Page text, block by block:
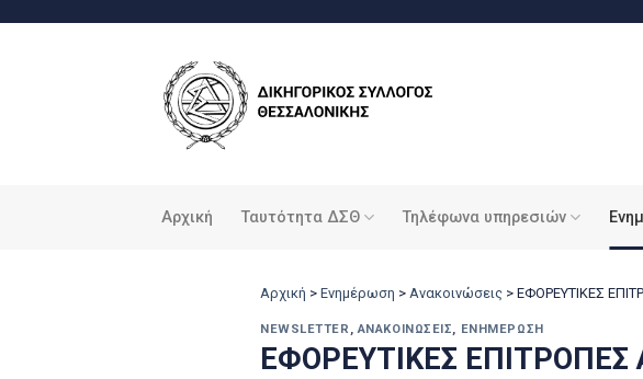
Αρχική Ταυτότητα ΔΣΘ Τηλέφωνα υπηρεσιών
Αρχική > Ενημέρωση > Ανακοινώσεις > ΕΦΟΡΕΥΤΙΚΕΣ
NEWSLETTER ,ΑΝΑΚΟΙΝΏΣΕΙΣ, ΕΝΗΜΈΡΩΣΗ
ΕΦΟΡΕΥΤΙΚΕΣ ΕΠΙΤΡΟΠΕΣ